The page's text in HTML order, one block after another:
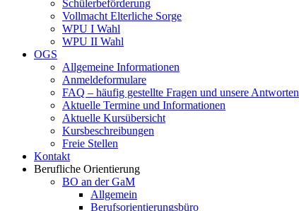
Schülerbeförderung
Vollmacht Elterliche Sorge
WPU I Wahl
WPU II Wahl
OGS
Allgemeine Informationen
Anmeldeformulare
FAQ – häufig gestellte Fragen und unsere Antworten
Aktuelle Termine und Informationen
Aktuelle Kursübersicht
Kursbeschreibungen
Freie Stellen
Kontakt
Berufliche Orientierung
BO an der GaM
Allgemein
Berufsorientierungsbüro